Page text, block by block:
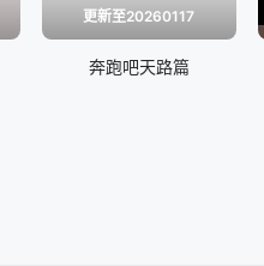
20260423精编特辑
20260427第1期加更
更新至20260117
奔跑吧天路篇